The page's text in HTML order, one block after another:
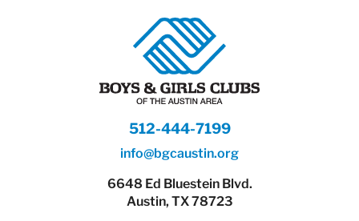
512-444-7199
info@bgcaustin.org
6648 Ed Bluestein Blvd.
Austin, TX 78723